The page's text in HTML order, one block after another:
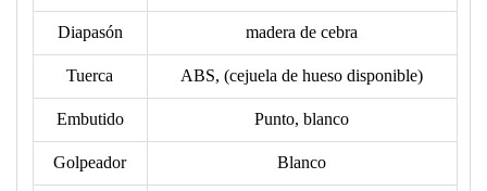
Diapasón madera de cebra
Tuerca ABS, (cejuela de hueso disponible)
Embutido Punto, blanco
Golpeador Blanco